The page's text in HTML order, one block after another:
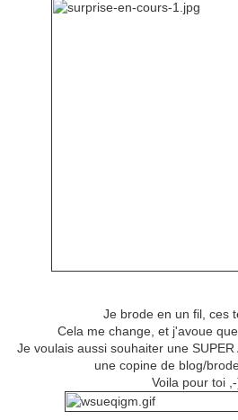
Je brode en un fil, ces
Cela me change, et j'avoue
Je voulais aussi souhaiter une SUPER
une copine de blog/
Voila pour toi